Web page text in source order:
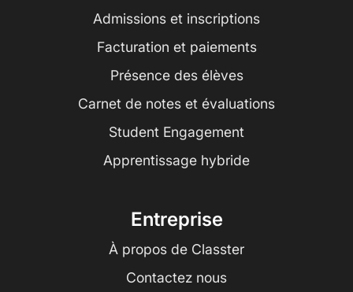
Admissions et inscriptions
Facturation et paiements
Présence des élèves
Carnet de notes et évaluations
Student Engagement
Apprentissage hybride
Entreprise
À propos de Classter
Contactez nous